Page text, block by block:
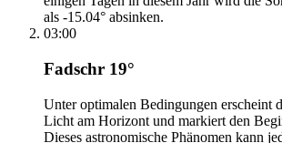
als -15.04° absinken.
03:00
Fadschr 19°
Unter optimalen Bedingungen erscheint
Licht am Horizont und markiert den
Dieses astronomische Phänomen kann